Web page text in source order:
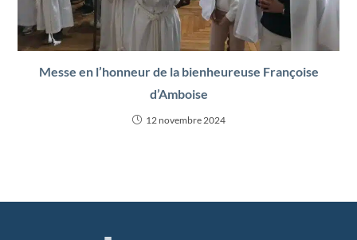
Messe en l’honneur de la bienheureuse Françoise
d’Amboise
12 novembre 2024